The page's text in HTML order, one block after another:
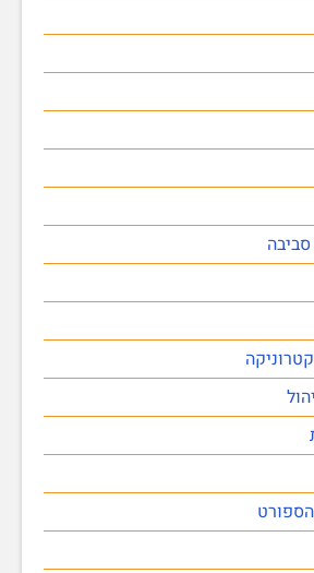
סביבה
הספורט